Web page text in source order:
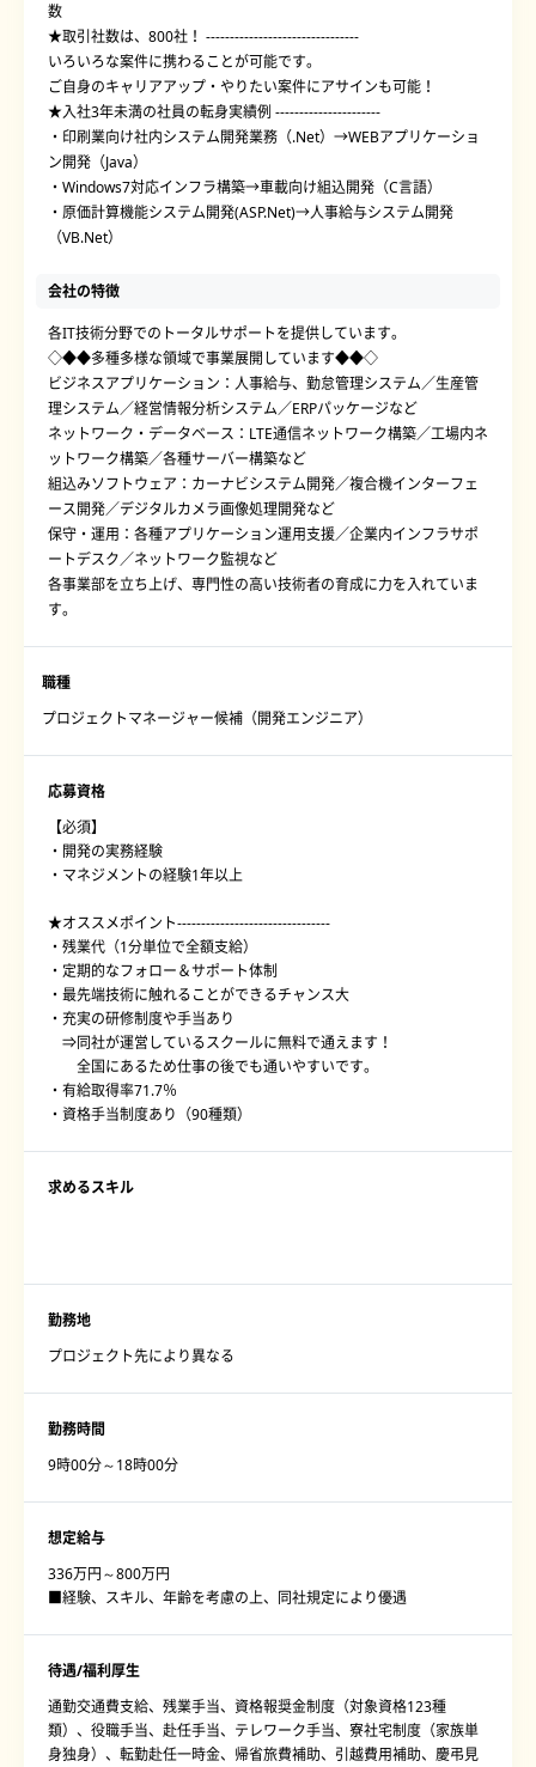
数
★取引社数は、800社！ --------------------------------
いろいろな案件に携わることが可能です。
ご自身のキャリアアップ・やりたい案件にアサインも可能！
★入社3年未満の社員の転身実績例 ----------------------
・印刷業向け社内システム開発業務（.Net）→WEBアプリケーショ
ン開発（Java）
・Windows7対応インフラ構築→車載向け組込開発（C言語）
・原価計算機能システム開発(ASP.Net)→人事給与システム開発
（VB.Net）
会社の特徴
各IT技術分野でのトータルサポートを提供しています。
◇◆◆多種多様な領域で事業展開しています◆◆◇
ビジネスアプリケーション：人事給与、勤怠管理システム／生産管
理システム／経営情報分析システム／ERPパッケージなど
ネットワーク・データベース：LTE通信ネットワーク構築／工場内ネ
ットワーク構築／各種サーバー構築など
組込みソフトウェア：カーナビシステム開発／複合機インターフェ
ース開発／デジタルカメラ画像処理開発など
保守・運用：各種アプリケーション運用支援／企業内インフラサポ
ートデスク／ネットワーク監視など
各事業部を立ち上げ、専門性の高い技術者の育成に力を入れていま
す。
職種
プロジェクトマネージャー候補（開発エンジニア）
応募資格
【必須】
・開発の実務経験
・マネジメントの経験1年以上
★オススメポイント--------------------------------
・残業代（1分単位で全額支給）
・定期的なフォロー＆サポート体制
・最先端技術に触れることができるチャンス大
・充実の研修制度や手当あり
⇒同社が運営しているスクールに無料で通えます！
全国にあるため仕事の後でも通いやすいです。
・有給取得率71.7％
・資格手当制度あり（90種類）
求めるスキル
勤務地
プロジェクト先により異なる
勤務時間
9時00分～18時00分
想定給与
336万円～800万円
■経験、スキル、年齢を考慮の上、同社規定により優遇
待遇/福利厚生
通勤交通費支給、残業手当、資格報奨金制度（対象資格123種
類）、役職手当、赴任手当、テレワーク手当、寮社宅制度（家族単
身独身）、転勤赴任一時金、帰省旅費補助、引越費用補助、慶弔見